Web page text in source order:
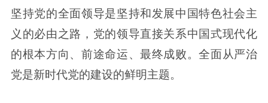
坚持党的全面领导是坚持和发展中国特色社会主
义的必由之路，党的领导直接关系中国式现代化
的根本方向、前途命运、最终成败。全面从严治
党是新时代党的建设的鲜明主题。